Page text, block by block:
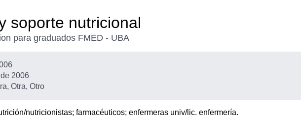
soporte nutricional
para graduados FMED - UBA
2006
Otra, Otro
nutricionistas; farmacéuticos; enfermeras univ/lic. enfermería.